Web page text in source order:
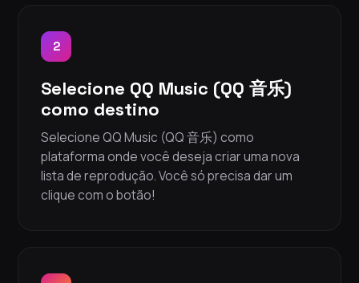
2
Selecione QQ Music (QQ 音乐)
como destino
Selecione QQ Music (QQ 音乐) como
plataforma onde você deseja criar uma nova
lista de reprodução. Você só precisa dar um
clique com o botão!